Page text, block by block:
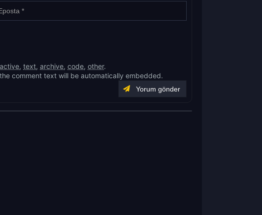
, text, archive, code, other.
comment text will be automatically embedded.